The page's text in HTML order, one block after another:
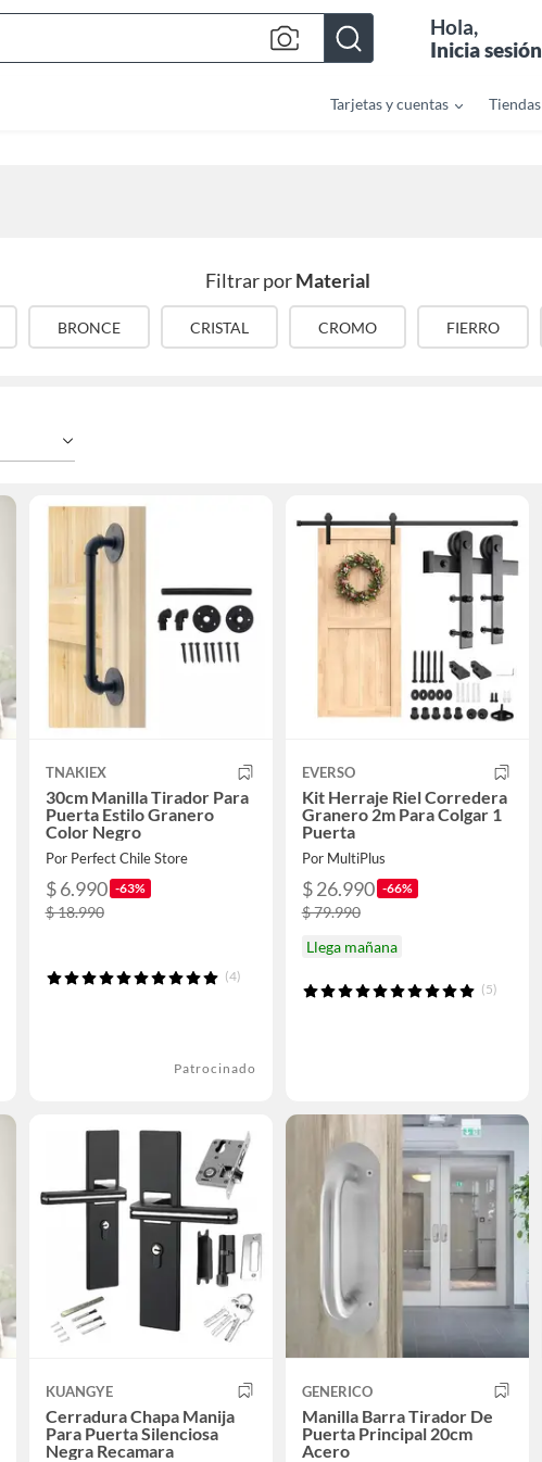
Bar
Hola,
Inicia sesión
Tarjetas y cuentas Tiendas
Filtrar porMaterial
BRONCE CRISTAL CROMO FIERRO
TNAKIEX
30cm Manilla Tirador Para
Puerta Estilo Granero
Color Negro
Por Perfect Chile Store
$ 6.990 -63%
$ 18.990
(4)
Patrocinado
EVERSO
Kit Herraje Riel Corredera
Granero 2m Para Colgar 1
Puerta
Por MultiPlus
$ 26.990 -66%
$ 79.990
Llega mañana
(5)
KUANGYE
Cerradura Chapa Manija
Para Puerta Silenciosa
Negra Recamara
GENERICO
Manilla Barra Tirador De
Puerta Principal 20cm
Acero